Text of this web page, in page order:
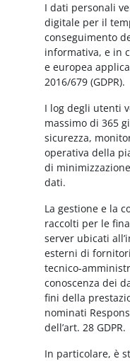
I dati personali
digitale per il
conseguimento
informativa, e in
e europea
2016/679 (GDPR).
I log degli utenti
massimo di 365
sicurezza,
operativa della
di
dati.
La gestione e la
raccolti per le
server ubicati
esterni di
tecnico-
conoscenza dei
fini della
nominati
dell’art. 28 GDPR.
In particolare, è